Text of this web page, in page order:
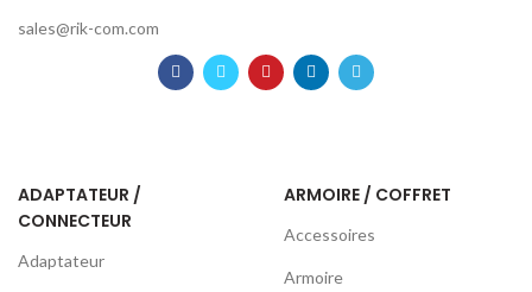
sales@rik-com.com
ADAPTATEUR /
CONNECTEUR
Adaptateur
ARMOIRE / COFFRET
Accessoires
Armoire